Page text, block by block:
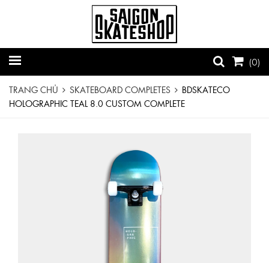
(0)
TRANG CHỦ SKATEBOARD COMPLETES
BDSKATECO
HOLOGRAPHIC TEAL 8.0 CUSTOM COMPLETE